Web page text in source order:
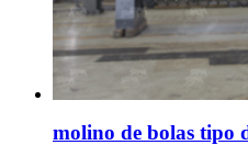
molino de bolas tipo